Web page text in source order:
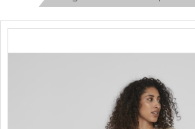
BARBATI
INCALTAMINTE DAMA